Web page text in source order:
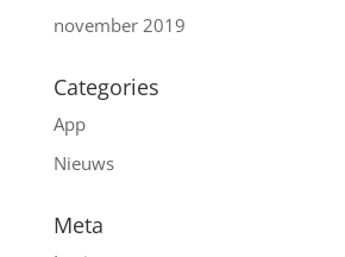
november 2019
Categories
App
Nieuws
Meta